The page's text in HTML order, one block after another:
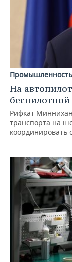
Промышленность
На
Рифкат
транспорта на
координировать